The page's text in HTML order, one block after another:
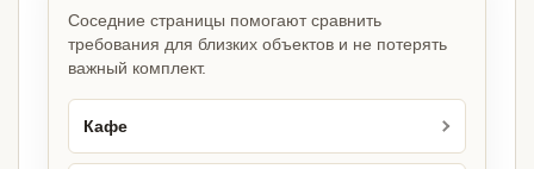
Соседние страницы помогают сравнить
требования для близких объектов и не потерять
важный комплект.
Кафе